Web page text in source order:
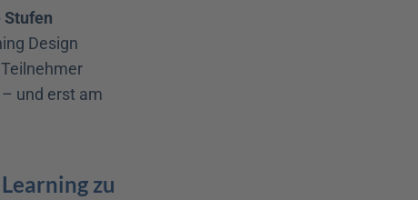
Stufen
Design
und erst am
zu